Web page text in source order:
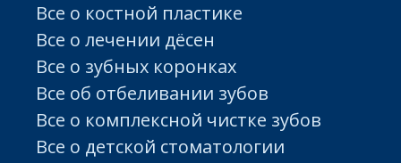
Все о костной пластике
Все о лечении дёсен
Все о зубных коронках
Все об отбеливании зубов
Все о комплексной чистке зубов
Все о детской стоматологии